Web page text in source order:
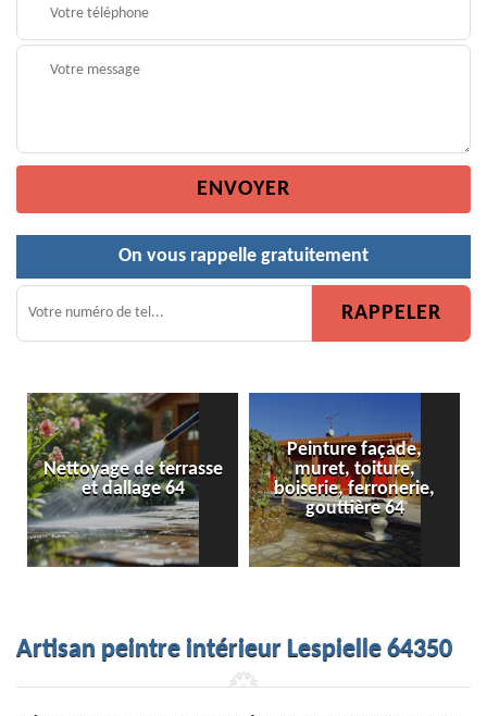
On vous rappelle gratuitement
Nettoyage de terrasse
et dallage 64
Peinture façade,
muret, toiture,
boiserie, ferronerie,
gouttière 64
Artisan peintre intérieur Lespielle 64350